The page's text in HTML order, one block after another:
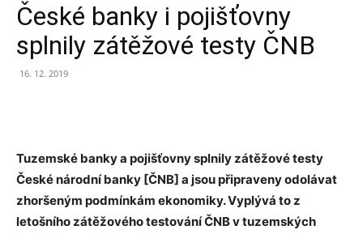
České banky i pojišťovny
splnily zátěžové testy ČNB
16. 12. 2019
Tuzemské banky a pojišťovny splnily zátěžové testy
České národní banky [ČNB] a jsou připraveny odolávat
zhoršeným podmínkám ekonomiky. Vyplývá to z
letošního zátěžového testování ČNB v tuzemských